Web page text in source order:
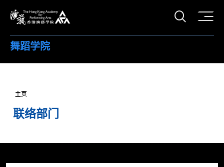
打开
舞蹈学院
主页
联络部门